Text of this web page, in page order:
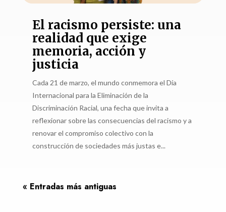
El racismo persiste: una
realidad que exige
memoria, acción y
justicia
Cada 21 de marzo, el mundo conmemora el Día
Internacional para la Eliminación de la
Discriminación Racial, una fecha que invita a
reflexionar sobre las consecuencias del racismo y a
renovar el compromiso colectivo con la
construcción de sociedades más justas e...
« Entradas más antiguas